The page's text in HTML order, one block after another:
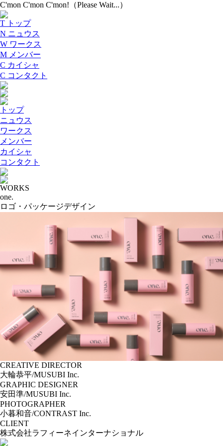
C'mon C'mon C'mon!（Please Wait...）
T トップ
N ニュウス
W ワークス
M メンバー
C カイシャ
C コンタクト
トップ
ニュウス
ワークス
メンバー
カイシャ
コンタクト
WORKS
one.
ロゴ・パッケージデザイン
CREATIVE DIRECTOR
大輪恭平/MUSUBI Inc.
GRAPHIC DESIGNER
安田準/MUSUBI Inc.
PHOTOGRAPHER
小暮和音/CONTRAST Inc.
CLIENT
株式会社ラフィーネインターナショナル